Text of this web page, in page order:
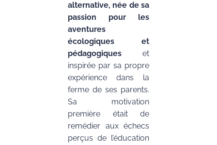
alternative, née de sa
passion pour les
aventures
écologiques et
pédagogiques et
inspirée par sa propre
expérience dans la
ferme de ses parents.
Sa motivation
première était de
remédier aux échecs
perçus de l’éducation